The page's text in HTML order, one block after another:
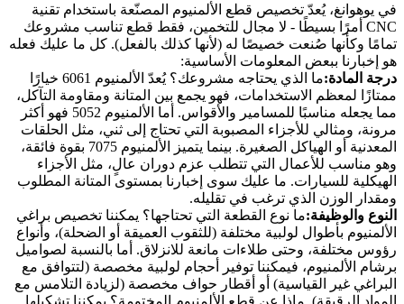
في يوهوانغ، يُعدّ تخصيص قطع الألمنيوم المصنّعة باستخدام تقنية
CNC أمرًا بسيطًا - لا مجال للتخمين، فقط قطع تناسب مشروعك
تمامًا وكأنها صُنعت خصيصًا له (لأنها كذلك بالفعل). كل ما عليك فعله
هو إخبارنا ببعض المعلومات الأساسية:
درجة المادة:
ما الذي يحتاجه مشروعك؟ يُعدّ الألمنيوم 6061 خيارًا
ممتازًا لمعظم الاستخدامات، فهو يجمع بين المتانة ومقاومة التآكل،
مما يجعله مناسبًا للمسامير والأقواس. أما الألمنيوم 5052 فهو أكثر
مرونة، ومثالي للأجزاء المصبوبة التي تحتاج إلى ثني، مثل الحلقات
المعدنية أو الهياكل الصغيرة. بينما يتميز الألمنيوم 7075 بقوة فائقة،
وهو مناسب للأعمال التي تتطلب عزم دوران عالٍ، مثل الأجزاء
الهيكلية للسيارات. ما عليك سوى إخبارنا بمستوى المتانة المطلوب
ومقدار الوزن الذي ترغب في تقليله.
النوع والوظيفة:ما نوع القطعة التي تحتاجها؟ يمكننا تخصيص براغي
الألمنيوم بأطوال لولبية مختلفة (للثقوب العميقة أو الضحلة)، وأنواع
رؤوس مختلفة، وحتى طلاءات مانعة للانزلاق. أما بالنسبة لصواميل
برشام الألمنيوم، فيمكننا توفير أحجام لولبية مخصصة (لتتوافق مع
البراغي غير القياسية) أو أقطار حواف مخصصة (لزيادة التلامس مع
المواد الرقيقة). ماذا عن قطع الألمنيوم المختومة؟ يمكننا تشكيلها